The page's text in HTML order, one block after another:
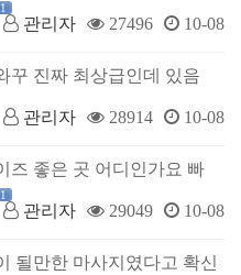
관리자 27496 10-08
꾸 진짜 최상급인데 있음
관리자 28914 10-08
즈 좋은 곳 어디인가요 빠
관리자 29049 10-08
될만한 마사지였다고 확신